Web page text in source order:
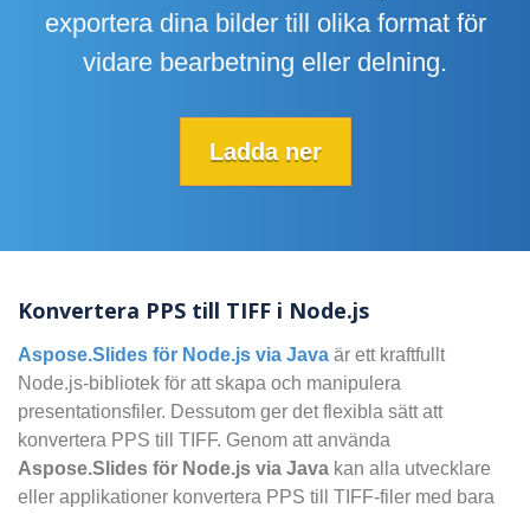
exportera dina bilder till olika format för
vidare bearbetning eller delning.
Ladda ner
Konvertera PPS till TIFF i Node.js
Aspose.Slides för Node.js via Java är ett kraftfullt
Node.js-bibliotek för att skapa och manipulera
presentationsfiler. Dessutom ger det flexibla sätt att
konvertera PPS till TIFF. Genom att använda
Aspose.Slides för Node.js via Java kan alla utvecklare
eller applikationer konvertera PPS till TIFF-filer med bara